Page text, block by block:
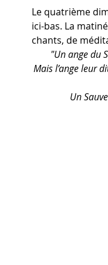
Le quatrième
ici-bas. La
chants, de
"Un ange du
Mais l’ange leur
Un